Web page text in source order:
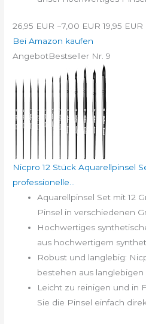
26,95 EUR −7,00 EUR 19,95 EUR
Bei Amazon kaufen
AngebotBestseller Nr. 9
Nicpro 12 Stück Aquarellpinsel
professionelle...
Aquarellpinsel Set mit 12
Pinsel in verschiedenen
Hochwertiges
aus hochwertigem
Robust und langlebig:
bestehen aus langlebigen
Leicht zu reinigen und in
Sie die Pinsel einfach